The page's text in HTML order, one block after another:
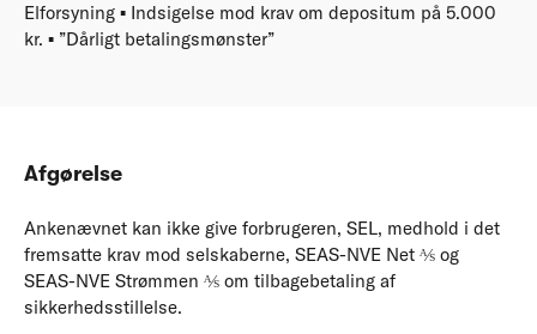
Elforsyning ▪ Indsigelse mod krav om depositum på 5.000
kr. ▪ ”Dårligt betalingsmønster”
Afgørelse
Ankenævnet kan ikke give forbrugeren, SEL, medhold i det
fremsatte krav mod selskaberne, SEAS-NVE Net ⅍ og
SEAS-NVE Strømmen ⅍ om tilbagebetaling af
sikkerhedsstillelse.